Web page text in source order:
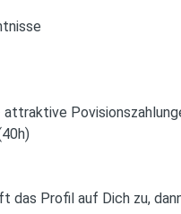
das Profil auf Dich zu,